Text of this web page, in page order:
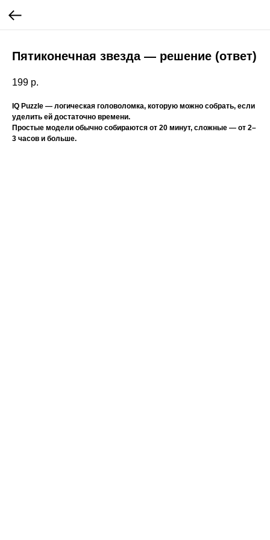
Пятиконечная звезда — решение (ответ)
199 р.
IQ Puzzle — логическая головоломка, которую можно собрать, если
уделить ей достаточно времени.
Простые модели обычно собираются от 20 минут, сложные — от 2–
3 часов и больше.